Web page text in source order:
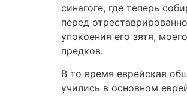
синагоге, где теперь
перед
упокоения его зятя,
предков.
В то время еврейская
учились в основном